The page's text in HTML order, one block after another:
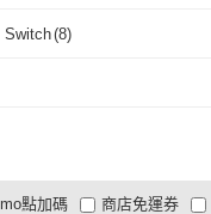
抗油
Switch(8)
招財(1)
mo點加碼 商店免運券